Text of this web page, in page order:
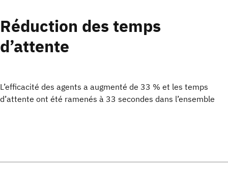
Réduction des temps
d’attente
L’efficacité des agents a augmenté de 33 % et les temps
d’attente ont été ramenés à 33 secondes dans l’ensemble